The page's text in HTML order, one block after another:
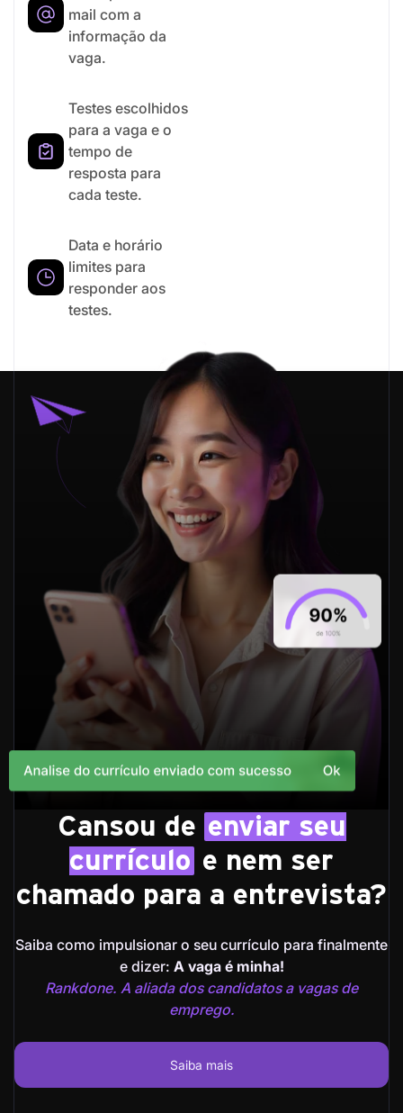
mail com a
informação da
vaga.
Testes escolhidos
para a vaga e o
tempo de
resposta para
cada teste.
Data e horário
limites para
responder aos
testes.
Cansou de enviar seu
currículo e nem ser
chamado para a entrevista?
Saiba como impulsionar o seu currículo para finalmente
e dizer: A vaga é minha!
Rankdone. A aliada dos candidatos a vagas de
emprego.
Saiba mais